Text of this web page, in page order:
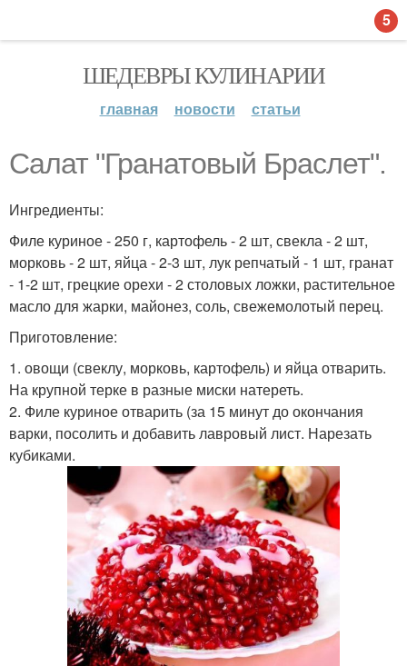
ШЕДЕВРЫ КУЛИНАРИИ
главная новости статьи
Салат "Гранатовый Браслет".
Ингредиенты:
Филе куриное - 250 г, картофель - 2 шт, свекла - 2 шт,
морковь - 2 шт, яйца - 2-3 шт, лук репчатый - 1 шт, гранат
- 1-2 шт, грецкие орехи - 2 столовых ложки, растительное
масло для жарки, майонез, соль, свежемолотый перец.
Приготовление:
1. овощи (свеклу, морковь, картофель) и яйца отварить.
На крупной терке в разные миски натереть.
2. Филе куриное отварить (за 15 минут до окончания
варки, посолить и добавить лавровый лист. Нарезать
кубиками.
5